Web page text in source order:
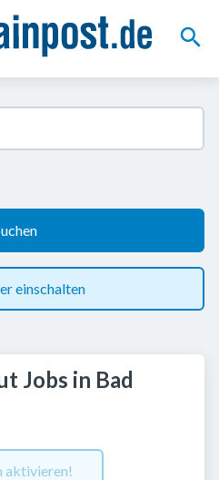
einschalten
Jobs in Bad
aktivieren!